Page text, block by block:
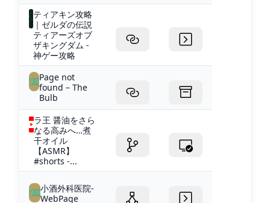
ティアキン攻略
｜ゼルダの伝説
ティアーズオブ
ザキングダム -
神ゲー攻略
Page not
found – The
Bulb
ラ王 醤油をさら
なる高みへ…煮
干オイル
【ASMR】
#shorts -...
小酒外科医院-
WebPage